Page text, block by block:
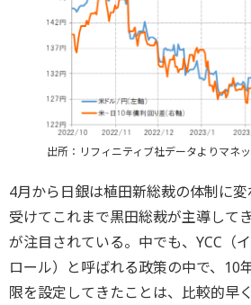
出所：リフィニティブ社データよりマネ
4月から日銀は植田新総裁の体制に
受けてこれまで黒田総裁が主導して
が注目されている。中でも、YCC（
ロール）と呼ばれる政策の中で、10
限を設定してきたことは、比較的早